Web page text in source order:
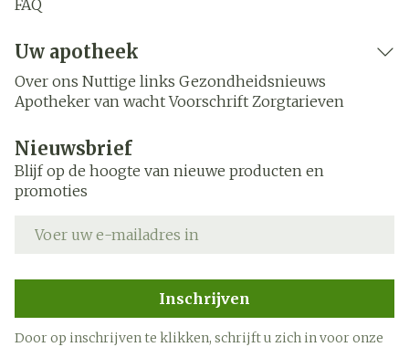
FAQ
Uw apotheek
Over ons Nuttige links Gezondheidsnieuws
Apotheker van wacht Voorschrift Zorgtarieven
Nieuwsbrief
Blijf op de hoogte van nieuwe producten en
promoties
Inschrijven
Door op inschrijven te klikken, schrijft u zich in voor onze